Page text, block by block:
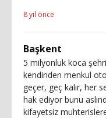
8 yıl önce
Başkent
5 milyonluk koca
kendinden menkul
geçer, geç kalır, her
hak ediyor bunu
kifayetsiz